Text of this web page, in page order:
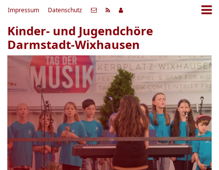
Impressum Datenschutz
Kinder- und Jugendchöre
Darmstadt-Wixhausen